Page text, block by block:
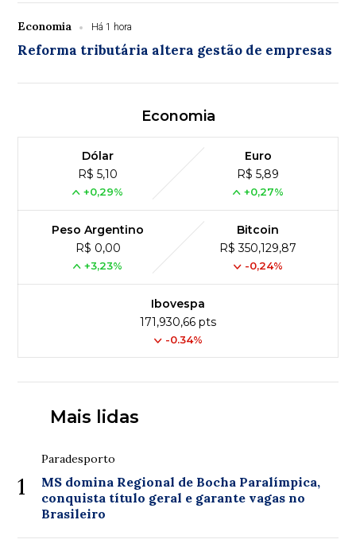
Economia Há 1 hora
Reforma tributária altera gestão de empresas
Economia
Dólar
R$ 5,10
+0,29%
Euro
R$ 5,89
+0,27%
Peso Argentino
R$ 0,00
+3,23%
Bitcoin
R$ 350,129,87
-0,24%
Ibovespa
171,930,66 pts
-0.34%
Mais lidas
1
Paradesporto
MS domina Regional de Bocha Paralímpica,
conquista título geral e garante vagas no
Brasileiro